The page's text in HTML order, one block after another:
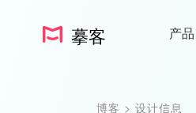
摹客 产品
博客 > 设计信息